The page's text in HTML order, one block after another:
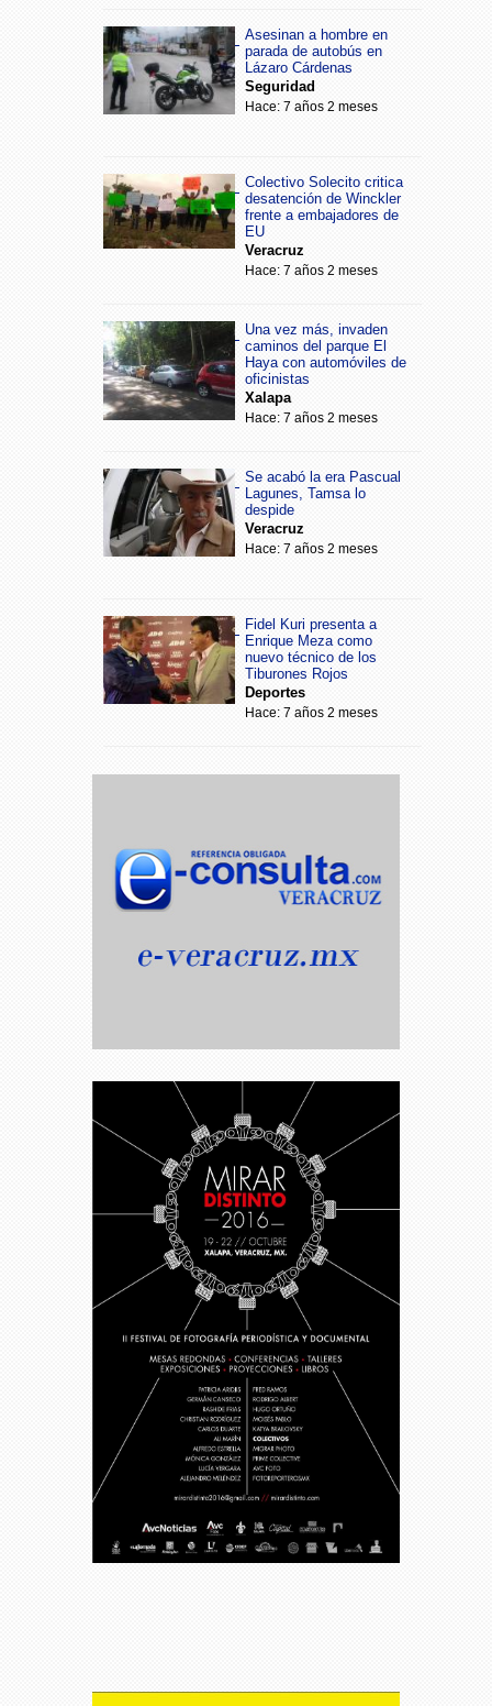
Asesinan a hombre en
parada de autobús en
Lázaro Cárdenas
Seguridad
Hace: 7 años 2 meses
Colectivo Solecito critica
desatención de Winckler
frente a embajadores de
EU
Veracruz
Hace: 7 años 2 meses
Una vez más, invaden
caminos del parque El
Haya con automóviles de
oficinistas
Xalapa
Hace: 7 años 2 meses
Se acabó la era Pascual
Lagunes, Tamsa lo
despide
Veracruz
Hace: 7 años 2 meses
Fidel Kuri presenta a
Enrique Meza como
nuevo técnico de los
Tiburones Rojos
Deportes
Hace: 7 años 2 meses